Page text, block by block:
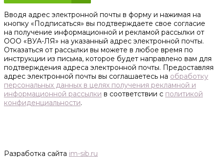
Вводя адрес электронной почты в форму и нажимая на
кнопку «Подписаться» вы подтверждаете свое согласие
на получение информационной и рекламой рассылки от
ООО «ВУА-ЛЯ» на указанный адрес электронной почты.
Отказаться от рассылки вы можете в любое время по
инструкции из письма, которое будет направлено вам для
подтверждения адреса электронной почты. Предоставляя
адрес электронной почты вы соглашаетесь на обработку
персональных данных в целях получения рекламной и
информационной рассылки в соответствии с политикой
конфиденциальности.
Разработка сайта im-sib.ru